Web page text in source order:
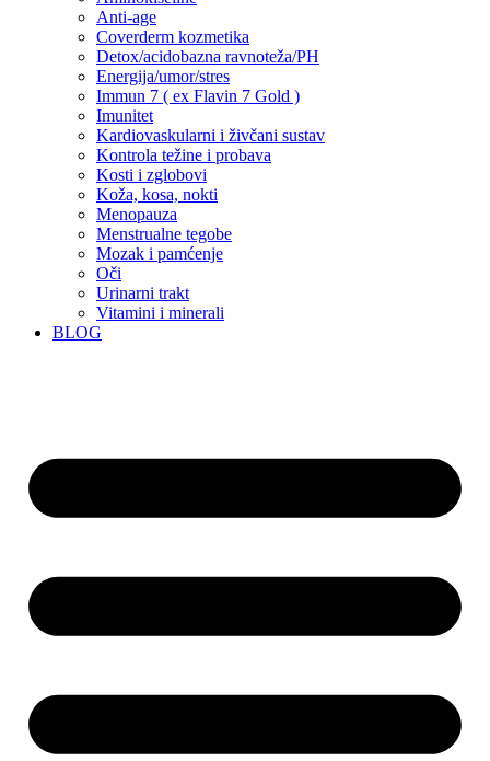
Anti-age
Coverderm kozmetika
Detox/acidobazna ravnoteža/PH
Energija/umor/stres
Immun 7 ( ex Flavin 7 Gold )
Imunitet
Kardiovaskularni i živčani sustav
Kontrola težine i probava
Kosti i zglobovi
Koža, kosa, nokti
Menopauza
Menstrualne tegobe
Mozak i pamćenje
Oči
Urinarni trakt
Vitamini i minerali
BLOG